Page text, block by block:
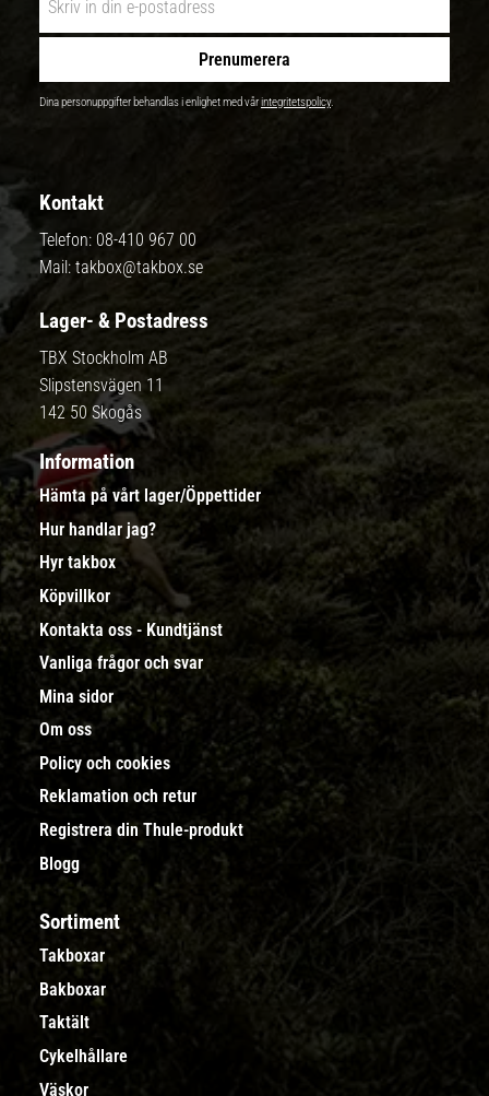
Prenumerera
Dina personuppgifter behandlas i enlighet med vårintegritetspolicy.
Kontakt
Telefon: 08-410 967 00
Mail: takbox@takbox.se
Lager- & Postadress
TBX Stockholm AB
Slipstensvägen 11
142 50 Skogås
Information
Hämta på vårt lager/Öppettider
Hur handlar jag?
Hyr takbox
Köpvillkor
Kontakta oss - Kundtjänst
Vanliga frågor och svar
Mina sidor
Om oss
Policy och cookies
Reklamation och retur
Registrera din Thule-produkt
Blogg
Sortiment
Takboxar
Bakboxar
Taktält
Cykelhållare
Väskor